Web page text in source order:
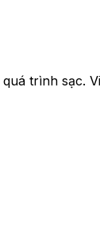
trình sạc.